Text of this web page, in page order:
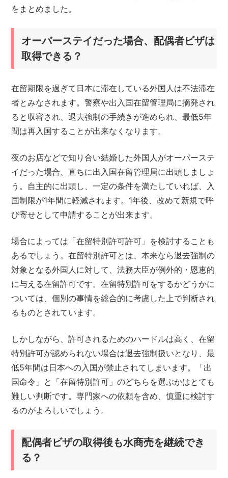
をまとめました。
オーバーステイだった場合、配偶者ビザは
取得できる？
在留期限を過ぎて日本に滞在している外国人は不法滞在
者とみなされます。警察や出入国在留管理局に摘発され
ると収容され、退去強制の手続きが進められ、最低5年
間は再入国することが出来なくなります。
夜のお店などで知り合い結婚した外国人がオーバーステ
イだった場合、直ちに出入国在留管理局に出頭しましょ
う。自主的に出頭し、一定の条件を満たしていれば、入
国制限が1年間に軽減されます。1年後、改めて新規で呼
び寄せとして申請することが出来ます。
場合によっては「在留特別許可許可」を検討することも
あるでしょう。在留特別許可とは、本来なら退去強制の
対象となる外国人に対して、法務大臣が例外的・恩恵的
に与える在留許可です。在留特別許可をするかどうかに
ついては、個別の事情を総合的に考慮した上で判断され
るものとされています。
しかしながら、許可されるためのハードルは高く、在留
特別許可が認められない場合は退去強制扱いとなり、最
低5年間は日本への入国が禁止されてしまいます。「出
国命令」と「在留特別許可」のどちらを選ぶかはとても
難しい判断です。専門家への依頼を含め、慎重に検討す
るのがよろしいでしょう。
配偶者ビザの取得後も水商売を継続でき
る？